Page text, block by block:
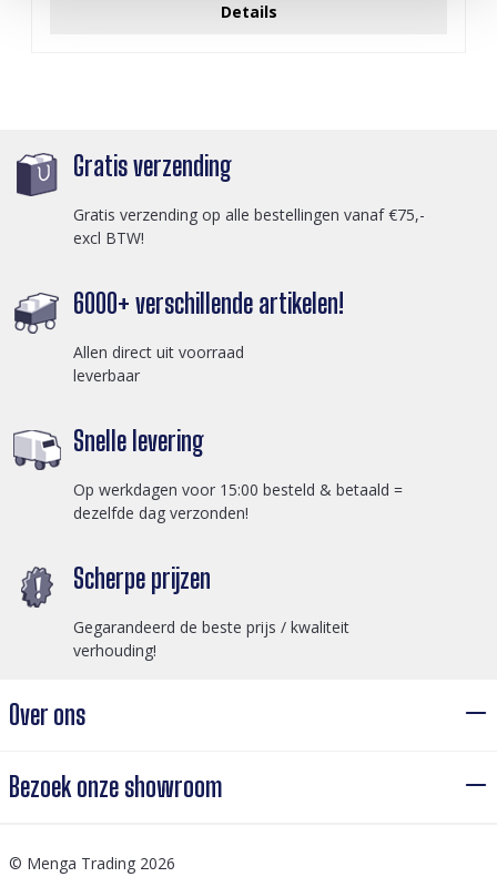
Details
Gratis verzending
Gratis verzending op alle bestellingen vanaf €75,-
excl BTW!
6000+ verschillende artikelen!
Allen direct uit voorraad
leverbaar
Snelle levering
Op werkdagen voor 15:00 besteld & betaald =
dezelfde dag verzonden!
Scherpe prijzen
Gegarandeerd de beste prijs / kwaliteit
verhouding!
Over ons
Bezoek onze showroom
© Menga Trading 2026